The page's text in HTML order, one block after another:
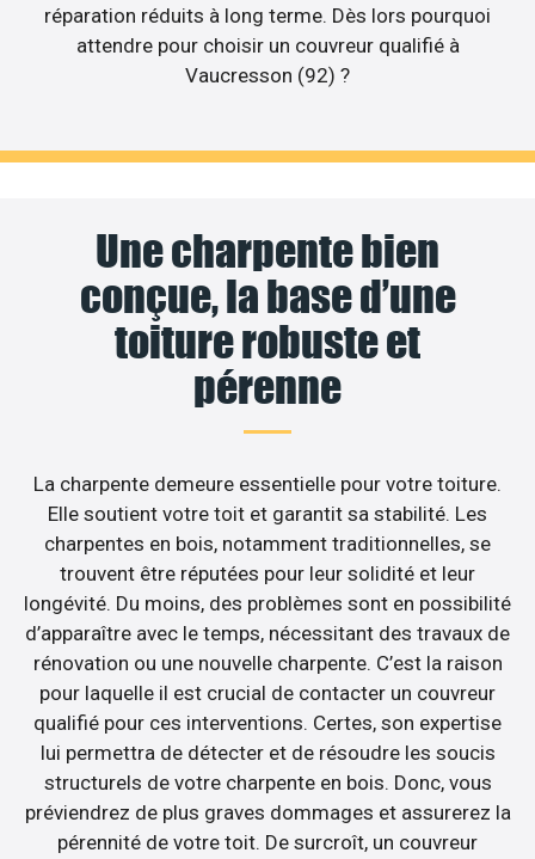
réparation réduits à long terme. Dès lors pourquoi
attendre pour choisir un couvreur qualifié à
Vaucresson (92) ?
Une charpente bien
conçue, la base d’une
toiture robuste et
pérenne
La charpente demeure essentielle pour votre toiture.
Elle soutient votre toit et garantit sa stabilité. Les
charpentes en bois, notamment traditionnelles, se
trouvent être réputées pour leur solidité et leur
longévité. Du moins, des problèmes sont en possibilité
d’apparaître avec le temps, nécessitant des travaux de
rénovation ou une nouvelle charpente. C’est la raison
pour laquelle il est crucial de contacter un couvreur
qualifié pour ces interventions. Certes, son expertise
lui permettra de détecter et de résoudre les soucis
structurels de votre charpente en bois. Donc, vous
préviendrez de plus graves dommages et assurerez la
pérennité de votre toit. De surcroît, un couvreur